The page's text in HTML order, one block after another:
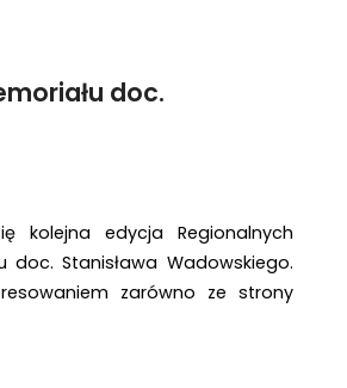
doc.
kolejna edycja Regionalnych
doc. Stanisława Wadowskiego.
zarówno ze strony